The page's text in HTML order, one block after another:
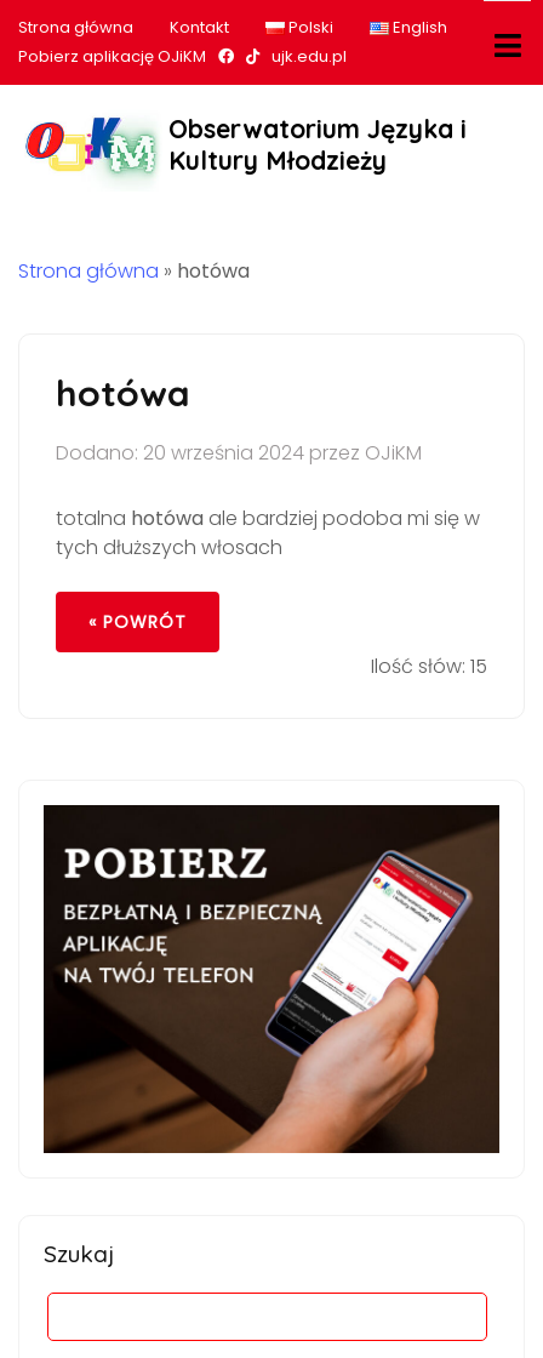
Strona główna Kontakt Polski
English
Pobierz aplikację OJiKM
Nasz profil na Facebook
Nasz profil na tiktok
ujk.edu.pl
Obserwatorium Języka i
Kultury Młodzieży
Strona główna » hotówa
hotówa
Dodano: 20 września 2024 przez OJiKM
totalna hotówa ale bardziej podoba mi się w
tych dłuższych włosach
« POWRÓT
Ilość słów: 15
Szukaj